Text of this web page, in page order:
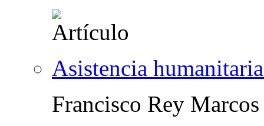
Asistencia
Francisco Rey Marcos